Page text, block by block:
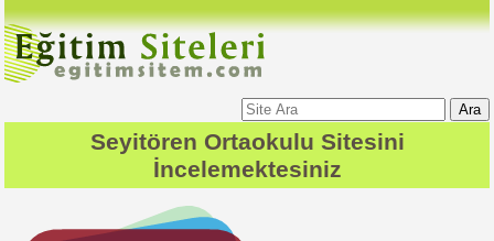
Ara
Seyitören Ortaokulu Sitesini
İncelemektesiniz